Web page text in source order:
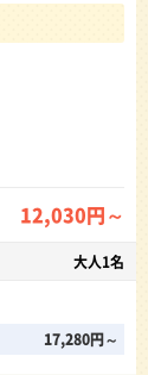
12,030円～
大人1名
17,280円～